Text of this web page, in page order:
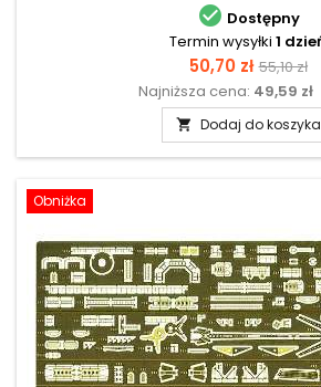
 Dostępny
Termin wysyłki 1
Cena
50,70 zł Cena
55,10 zł
Najniższa cena: 49,59 zł
 Dodaj do koszyka
Obniżka